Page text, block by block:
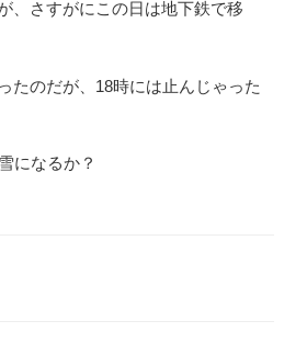
、さすがにこの日は地下鉄で移
たのだが、18時には止んじゃった
になるか？